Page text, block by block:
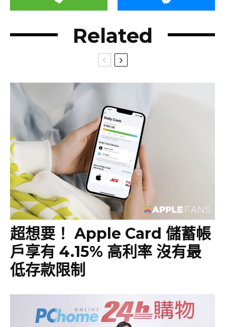
Related
超想要！ Apple Card 儲蓄帳
戶享有 4.15% 高利率 沒有最
低存款限制